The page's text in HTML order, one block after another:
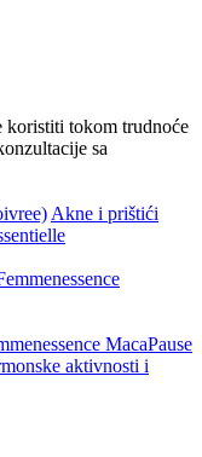
koristiti tokom trudnoće
sa
Akne i prištići
MacaPause
aktivnosti i